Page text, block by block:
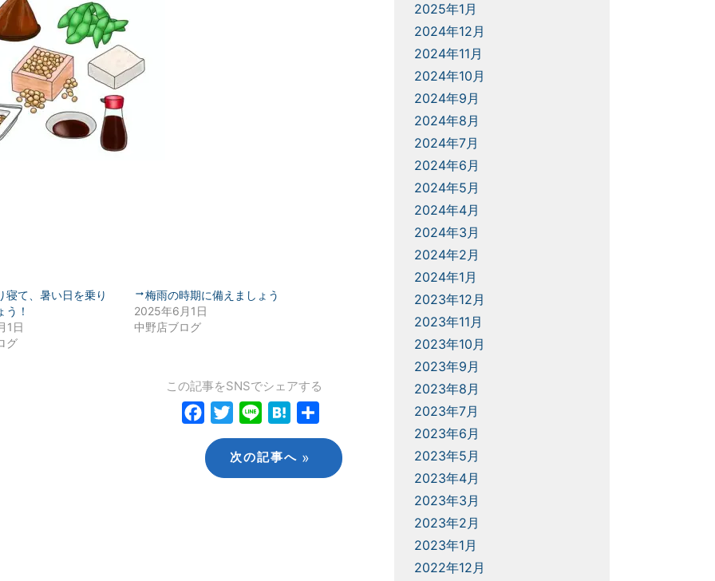
寝て、暑い日を乗り
う！
1日
グ
梅雨の時期に備えましょう
2025年6月1日
中野店ブログ
この記事をSNSでシェアする
FacebookTwitterLine Hatena
有
次の記事へ »
2025年1月
2024年12月
2024年11月
2024年10月
2024年9月
2024年8月
2024年7月
2024年6月
2024年5月
2024年4月
2024年3月
2024年2月
2024年1月
2023年12月
2023年11月
2023年10月
2023年9月
2023年8月
2023年7月
2023年6月
2023年5月
2023年4月
2023年3月
2023年2月
2023年1月
2022年12月